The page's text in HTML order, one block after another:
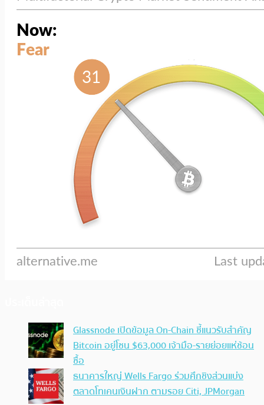
Glassnode เปิดข้อมูล On-Chain ชี้แนวรับสำคัญ
Bitcoin อยู่โซน $63,000 เจ้ามือ-รายย่อยแห่ช้อน
ซื้อ
ธนาคารใหญ่ Wells Fargo ร่วมศึกชิงส่วนแบ่ง
ตลาดโทเคนเงินฝาก ตามรอย Citi, JPMorgan